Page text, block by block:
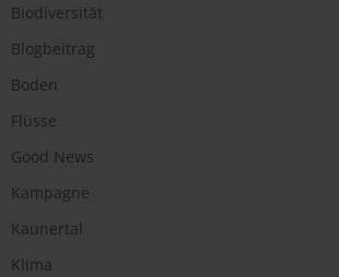
Biodiversität
Blogbeitrag
Boden
Flüsse
Good News
Kampagne
Kaunertal
Klima